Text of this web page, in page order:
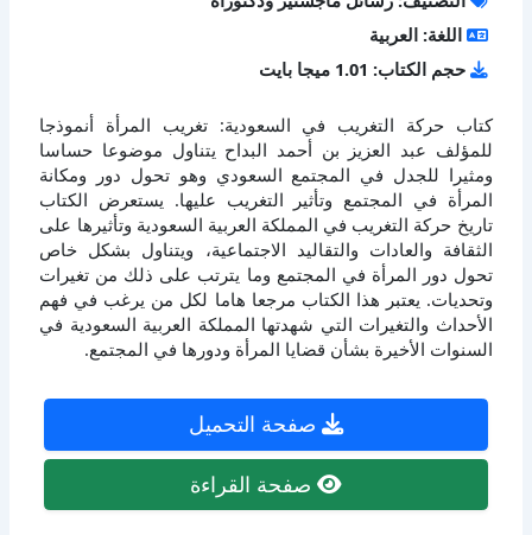
اللغة: العربية
حجم الكتاب: 1.01 ميجا بايت
كتاب حركة التغريب في السعودية: تغريب المرأة أنموذجا
للمؤلف عبد العزيز بن أحمد البداح يتناول موضوعا حساسا
ومثيرا للجدل في المجتمع السعودي وهو تحول دور ومكانة
المرأة في المجتمع وتأثير التغريب عليها. يستعرض الكتاب
تاريخ حركة التغريب في المملكة العربية السعودية وتأثيرها على
الثقافة والعادات والتقاليد الاجتماعية، ويتناول بشكل خاص
تحول دور المرأة في المجتمع وما يترتب على ذلك من تغيرات
وتحديات. يعتبر هذا الكتاب مرجعا هاما لكل من يرغب في فهم
الأحداث والتغيرات التي شهدتها المملكة العربية السعودية في
السنوات الأخيرة بشأن قضايا المرأة ودورها في المجتمع.
صفحة التحميل
صفحة القراءة